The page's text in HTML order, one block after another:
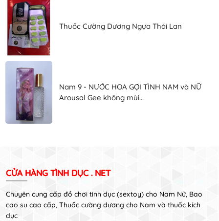
Thuốc Cường Dương Ngựa Thái Lan
Nam 9 - NƯỚC HOA GỢI TÌNH NAM và NỮ
Arousal Gee không mùi...
CỬA HÀNG TÌNH DỤC . NET
Chuyên cung cấp đồ chơi tình dục (sextoy) cho Nam Nữ, Bao
cao su cao cấp, Thuốc cường dương cho Nam và thuốc kích
dục